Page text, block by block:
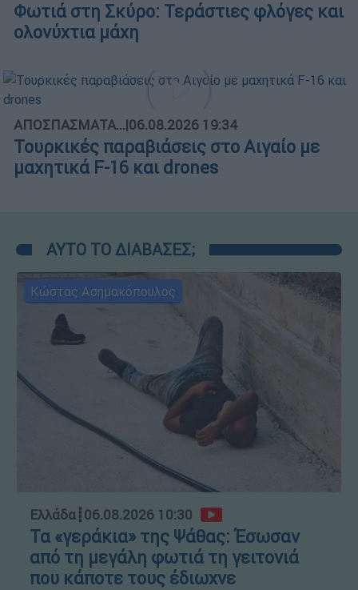
Φωτιά στη Σκύρο: Τεράστιες φλόγες και
ολονύχτια μάχη
ΑΠΟΣΠΑΣΜΑΤΑ...|06.08.2026 19:34
Τουρκικές παραβιάσεις στο Αιγαίο με
μαχητικά F-16 και drones
ΑΥΤΟ ΤΟ ΔΙΑΒΑΣΕΣ;
Κώστας Ασημακόπουλος
Ελλάδα┋06.08.2026 10:30
Τα «γεράκια» της Ψάθας: Έσωσαν
από τη μεγάλη φωτιά τη γειτονιά
που κάποτε τους έδιωχνε